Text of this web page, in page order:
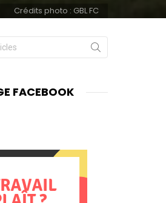
Crédits photo : GBL FC
FACEBOOK